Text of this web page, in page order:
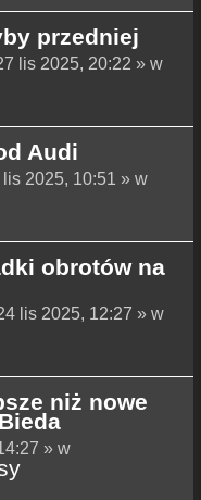
przedniej
lis 2025, 20:22 » w
Audi
lis 2025, 10:51 » w
obrotów na
lis 2025, 12:27 » w
niż nowe
» w